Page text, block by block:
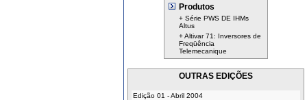
Produtos
+ Série PWS DE IHMs
Altus
+ Altivar 71: Inversores de
Freqüência
Telemecanique
OUTRAS EDIÇÕES
Edição 01 - Abril 2004